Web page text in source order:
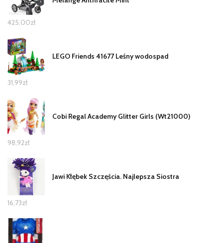
425,00zł
LEGO Friends 41677 Leśny wodospad
31,99zł
Cobi Regal Academy Glitter Girls (Wt21000)
98,92zł
Jawi Kłębek Szczęścia. Najlepsza Siostra
16,73zł